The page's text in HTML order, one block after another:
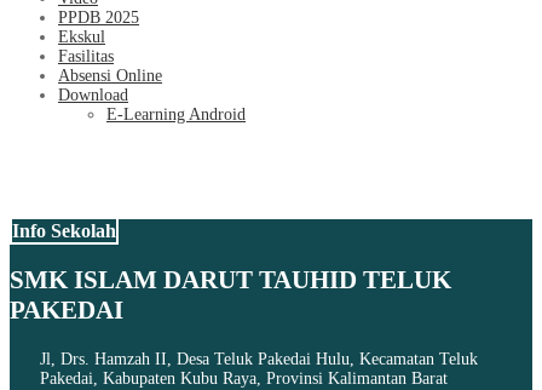
PPDB 2025
Ekskul
Fasilitas
Absensi Online
Download
E-Learning Android
Info Sekolah
SMK ISLAM DARUT TAUHID TELUK
PAKEDAI
Jl, Drs. Hamzah II, Desa Teluk Pakedai Hulu, Kecamatan Teluk
Pakedai, Kabupaten Kubu Raya, Provinsi Kalimantan Barat